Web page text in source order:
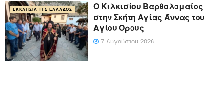
ΕΚΚΛΗΣΊΑ ΤΗΣ ΕΛΛΆΔΟΣ
Ο Κιλκισίου Βαρθολομαίος
στην Σκήτη Αγίας Άννας του
Αγίου Όρους
7 Αυγούστου 2026